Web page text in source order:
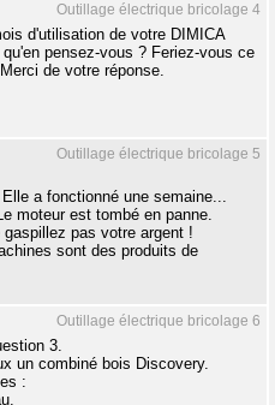
Outillage électrique bricolage 4
d'utilisation de votre DIMICA
pensez-vous ? Feriez-vous ce
de votre réponse.
Outillage électrique bricolage 5
a fonctionné une semaine...
moteur est tombé en panne.
pas votre argent !
sont des produits de
Outillage électrique bricolage 6
3.
un combiné bois Discovery.
: